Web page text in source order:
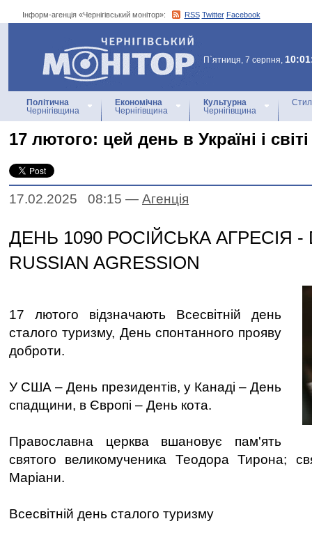
Інформ-агенція «Чернігівський монітор»: RSS Twitter Facebook
Інформ-агенція
«Чернігівський монітор»
П`ятниця, 7 серпня,
Політична
Чернігівщина
Економічна
Чернігівщина
Культурна
Чернігівщина
17 лютого: цей день в Україні і світі
17.02.2025 08:15 — Агенцiя
ДЕНЬ 1090 РОСІЙСЬКА АГРЕСІЯ -
RUSSIAN AGRESSION
17 лютого відзначають Всесвітній день
сталого туризму, День спонтанного прояву
доброти.
У США – День президентів, у Канаді – День
спадщини, в Європі – День кота.
Православна церква вшановує пам'ять
святого великомученика Теодора Тирона;
Маріани.
Всесвітній день сталого туризму